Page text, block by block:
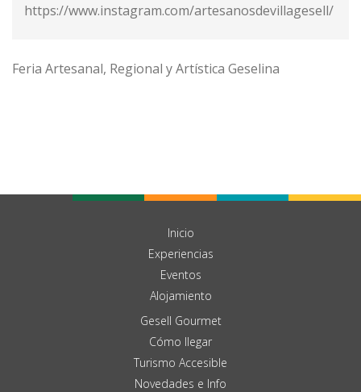
https://www.instagram.com/artesanosdevillagesell/
Feria Artesanal, Regional y Artística Geselina
Inicio
Experiencias
Eventos
Alojamiento
Gesell Gourmet
Cómo llegar
Turismo Accesible
Novedades e Info